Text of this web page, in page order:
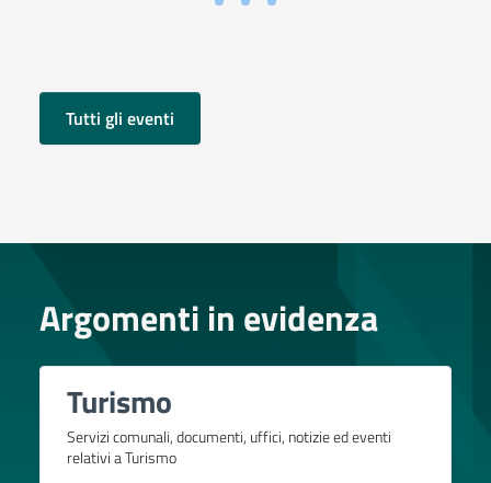
Tutti gli eventi
Argomenti in evidenza
Turismo
Servizi comunali, documenti, uffici, notizie ed eventi
relativi a Turismo